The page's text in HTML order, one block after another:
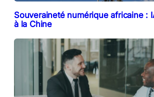
Souveraineté numérique africaine :
à la Chine